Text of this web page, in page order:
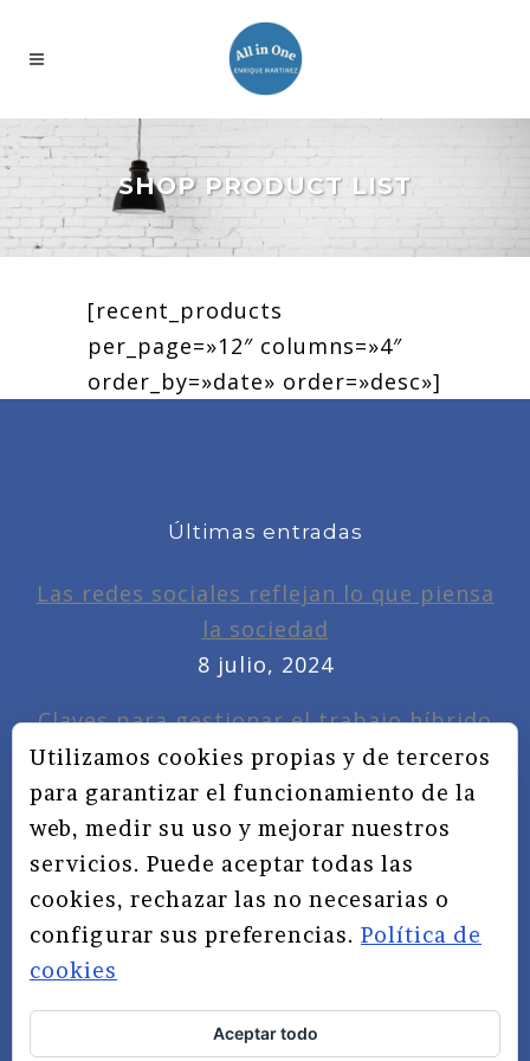
SHOP PRODUCT LIST
[recent_products
per_page=»12″ columns=»4″
order_by=»date» order=»desc»]
Últimas entradas
Las redes sociales reflejan lo que piensa
la sociedad
8 julio, 2024
Claves para gestionar el trabajo híbrido
7 noviembre, 2022
Privacidad, redes sociales y educación
3 septiembre, 2019
TÉRMINOS Y CONDICIONES
Utilizamos cookies propias y de terceros
para garantizar el funcionamiento de la
web, medir su uso y mejorar nuestros
servicios. Puede aceptar todas las
cookies, rechazar las no necesarias o
configurar sus preferencias. Política de
cookies
Aceptar todo